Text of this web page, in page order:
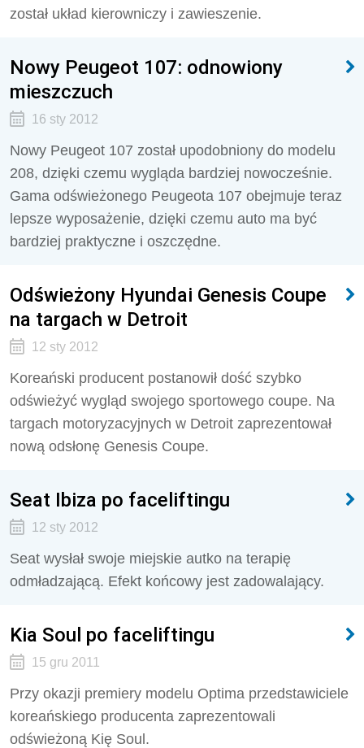
został układ kierowniczy i zawieszenie.
Nowy Peugeot 107: odnowiony
mieszczuch
16 sty 2012
Nowy Peugeot 107 został upodobniony do modelu
208, dzięki czemu wygląda bardziej nowocześnie.
Gama odświeżonego Peugeota 107 obejmuje teraz
lepsze wyposażenie, dzięki czemu auto ma być
bardziej praktyczne i oszczędne.
Odświeżony Hyundai Genesis Coupe
na targach w Detroit
12 sty 2012
Koreański producent postanowił dość szybko
odświeżyć wygląd swojego sportowego coupe. Na
targach motoryzacyjnych w Detroit zaprezentował
nową odsłonę Genesis Coupe.
Seat Ibiza po faceliftingu
12 sty 2012
Seat wysłał swoje miejskie autko na terapię
odmładzającą. Efekt końcowy jest zadowalający.
Kia Soul po faceliftingu
15 gru 2011
Przy okazji premiery modelu Optima przedstawiciele
koreańskiego producenta zaprezentowali
odświeżoną Kię Soul.